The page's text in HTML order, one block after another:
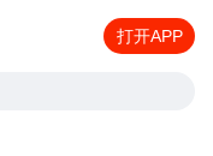
打开APP